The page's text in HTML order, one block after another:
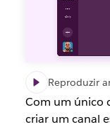
Reproduzir
Com um único
criar um canal